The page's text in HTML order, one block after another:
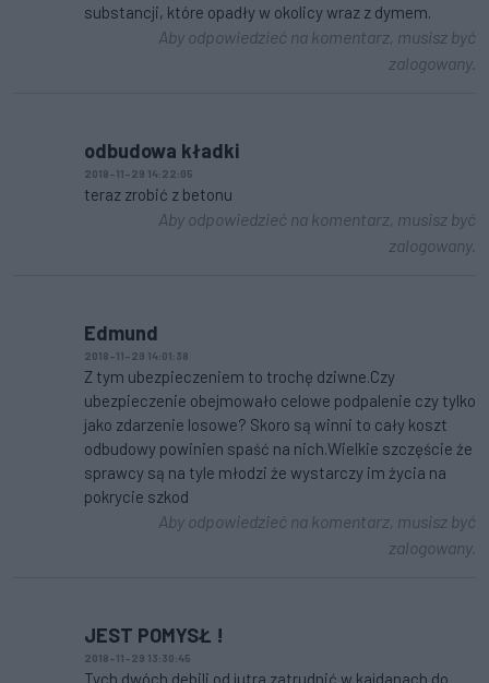
substancji, które opadły w okolicy wraz z dymem.
Aby odpowiedzieć na komentarz, musisz być
zalogowany.
odbudowa kładki
2018-11-29 14:22:05
teraz zrobić z betonu
Aby odpowiedzieć na komentarz, musisz być
zalogowany.
Edmund
2018-11-29 14:01:38
Z tym ubezpieczeniem to trochę dziwne.Czy
ubezpieczenie obejmowało celowe podpalenie czy tylko
jako zdarzenie losowe? Skoro są winni to cały koszt
odbudowy powinien spaść na nich.Wielkie szczęście źe
sprawcy są na tyle młodzi źe wystarczy im źycia na
pokrycie szkod
Aby odpowiedzieć na komentarz, musisz być
zalogowany.
JEST POMYSŁ !
2018-11-29 13:30:45
Tych dwóch debili od jutra zatrudnić w kajdanach do